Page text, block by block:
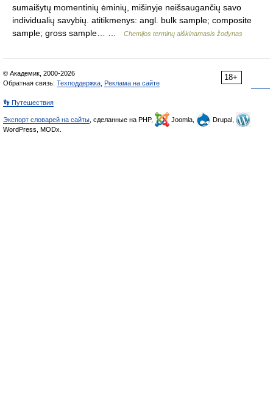
sumaišytų momentinių ėminių, mišinyje neišsaugančių savo
individualių savybių. atitikmenys: angl. bulk sample; composite
sample; gross sample… …
Chemijos terminų aiškinamasis žodynas
18+
© Академик, 2000-2026
Обратная связь: Техподдержка Реклама на сайте
👣 Путешествия
Экспорт словарей на сайты , сделанные на PHP, Joomla,
Drupal,
WordPress, MODx.